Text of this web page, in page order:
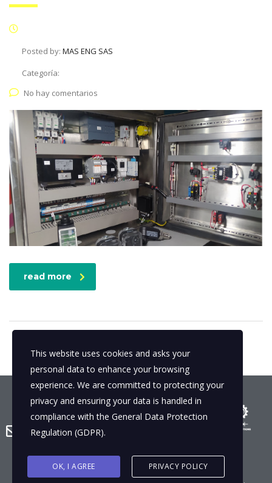
Posted by: MAS ENG SAS
Categoría:
No hay comentarios
read more
info@mas-eng.co
This website uses cookies and asks your
personal data to enhance your browsing
experience. We are committed to protecting your
privacy and ensuring your data is handled in
compliance with the General Data Protection
Regulation (GDPR).
OK, I AGREE PRIVACY POLICY